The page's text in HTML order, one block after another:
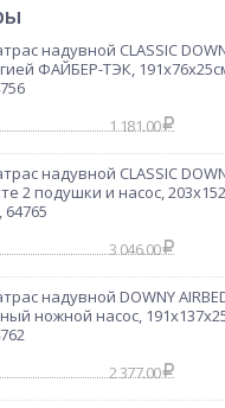
Мягкое флокированное
обладает
белью сползать.
и имеет невысокий вес.
надувная
Intex
надувной CLASSIC
ФАЙБЕР-ТЭК,
1 181.00
надувной CLASSIC
2 подушки и насос,
64765
3 046.00
надувной DOWNY
ножной насос,
2 377.00